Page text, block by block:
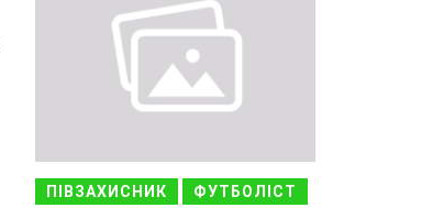
ПІВЗАХИСНИК ФУТБОЛІСТ